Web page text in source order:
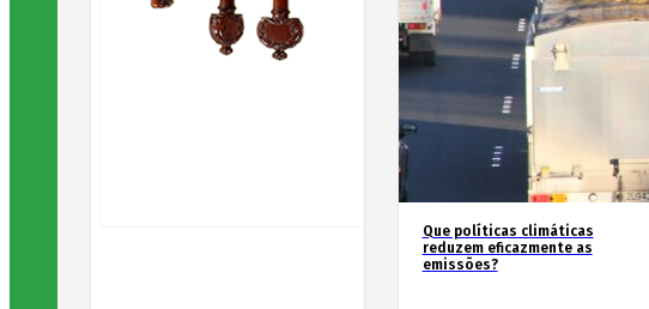
Que políticas climáticas
reduzem eficazmente as
emissões?